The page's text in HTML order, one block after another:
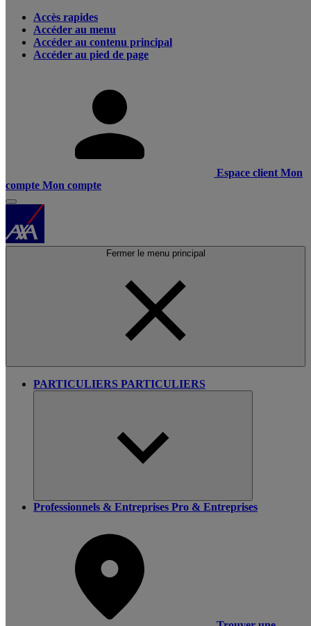
Accès rapides
Accéder au menu
Accéder au contenu principal
Accéder au pied de page
Espace client Mon
compte Mon compte
Fermer le menu principal
PARTICULIERS PARTICULIERS
Professionnels & Entreprises Pro & Entreprises